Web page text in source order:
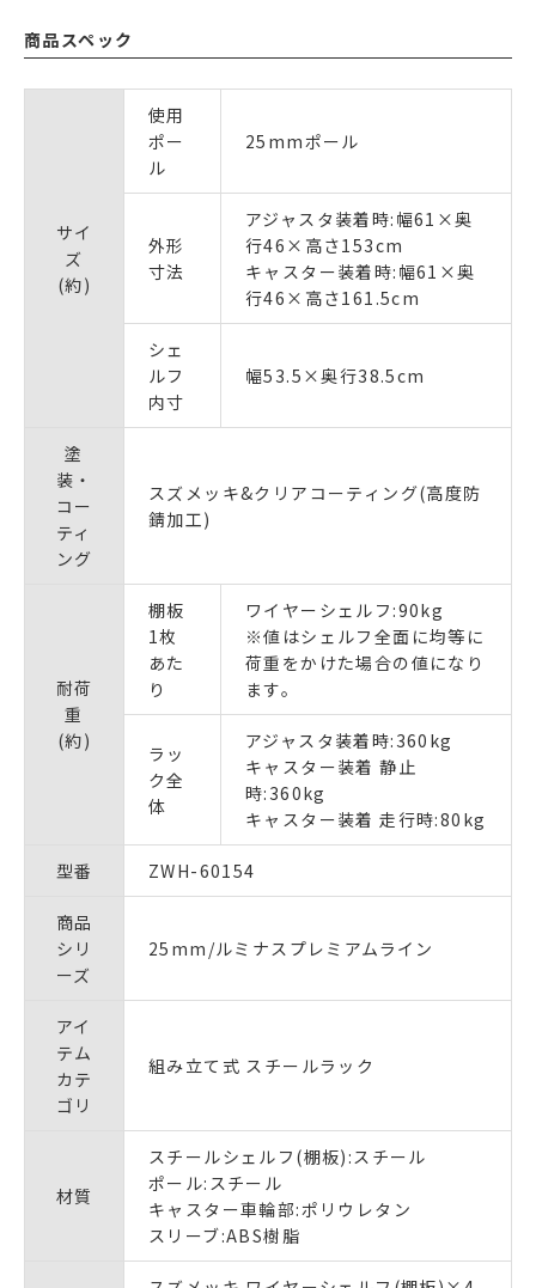
商品スペック
サイ
ズ
(約)
使用
ポー
ル
25mmポール
外形
寸法
アジャスタ装着時:幅61×奥
行46×高さ153cm
キャスター装着時:幅61×奥
行46×高さ161.5cm
シェ
ルフ
内寸
幅53.5×奥行38.5cm
塗
装・
コー
ティ
ング
スズメッキ&クリアコーティング(高度防
錆加工)
耐荷
重
(約)
棚板
1枚
あた
り
ワイヤーシェルフ:90kg
※値はシェルフ全面に均等に
荷重をかけた場合の値になり
ます。
ラッ
ク全
体
アジャスタ装着時:360kg
キャスター装着 静止
時:360kg
キャスター装着 走行時:80kg
型番 ZWH-60154
商品
シリ
ーズ
25mm/ルミナスプレミアムライン
アイ
テム
カテ
ゴリ
組み立て式 スチールラック
材質
スチールシェルフ(棚板):スチール
ポール:スチール
キャスター車輪部:ポリウレタン
スリーブ:ABS樹脂